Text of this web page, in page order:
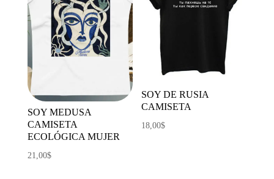
SOY MEDUSA
CAMISETA
ECOLÓGICA MUJER
21,00$
SOY DE RUSIA
CAMISETA
18,00$